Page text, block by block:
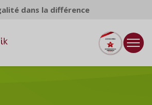
dans la différence